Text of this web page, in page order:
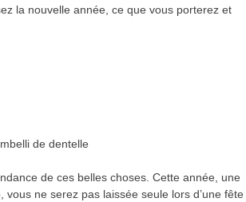
la nouvelle année, ce que vous porterez et
de dentelle
de ces belles choses. Cette année, une
vous ne serez pas laissée seule lors d’une fête